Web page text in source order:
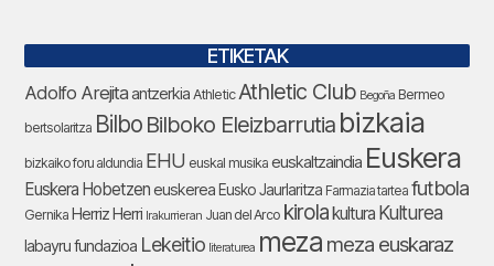
ETIKETAK
Adolfo Arejitaantzerkia Athletic Athletic Club Begoña Bermeo
bertsolaritza Bilbo Bilboko Eleizbarrutia bizkaia
bizkaiko foru aldundia EHU euskal musika euskaltzaindia Euskera
Euskera Hobetzeneuskerea Eusko Jaurlaritza Farmazia tartea futbola
Gernika Herriz Herri Irakurrieran Juan del Arco kirolakultura Kulturea
labayru fundazioa Lekeitio literaturea meza meza euskaraz